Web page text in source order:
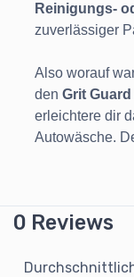
Reinigungs-
zuverlässiger
Also worauf
den Grit
erleichtere dir
Autowäsche.
0 Reviews